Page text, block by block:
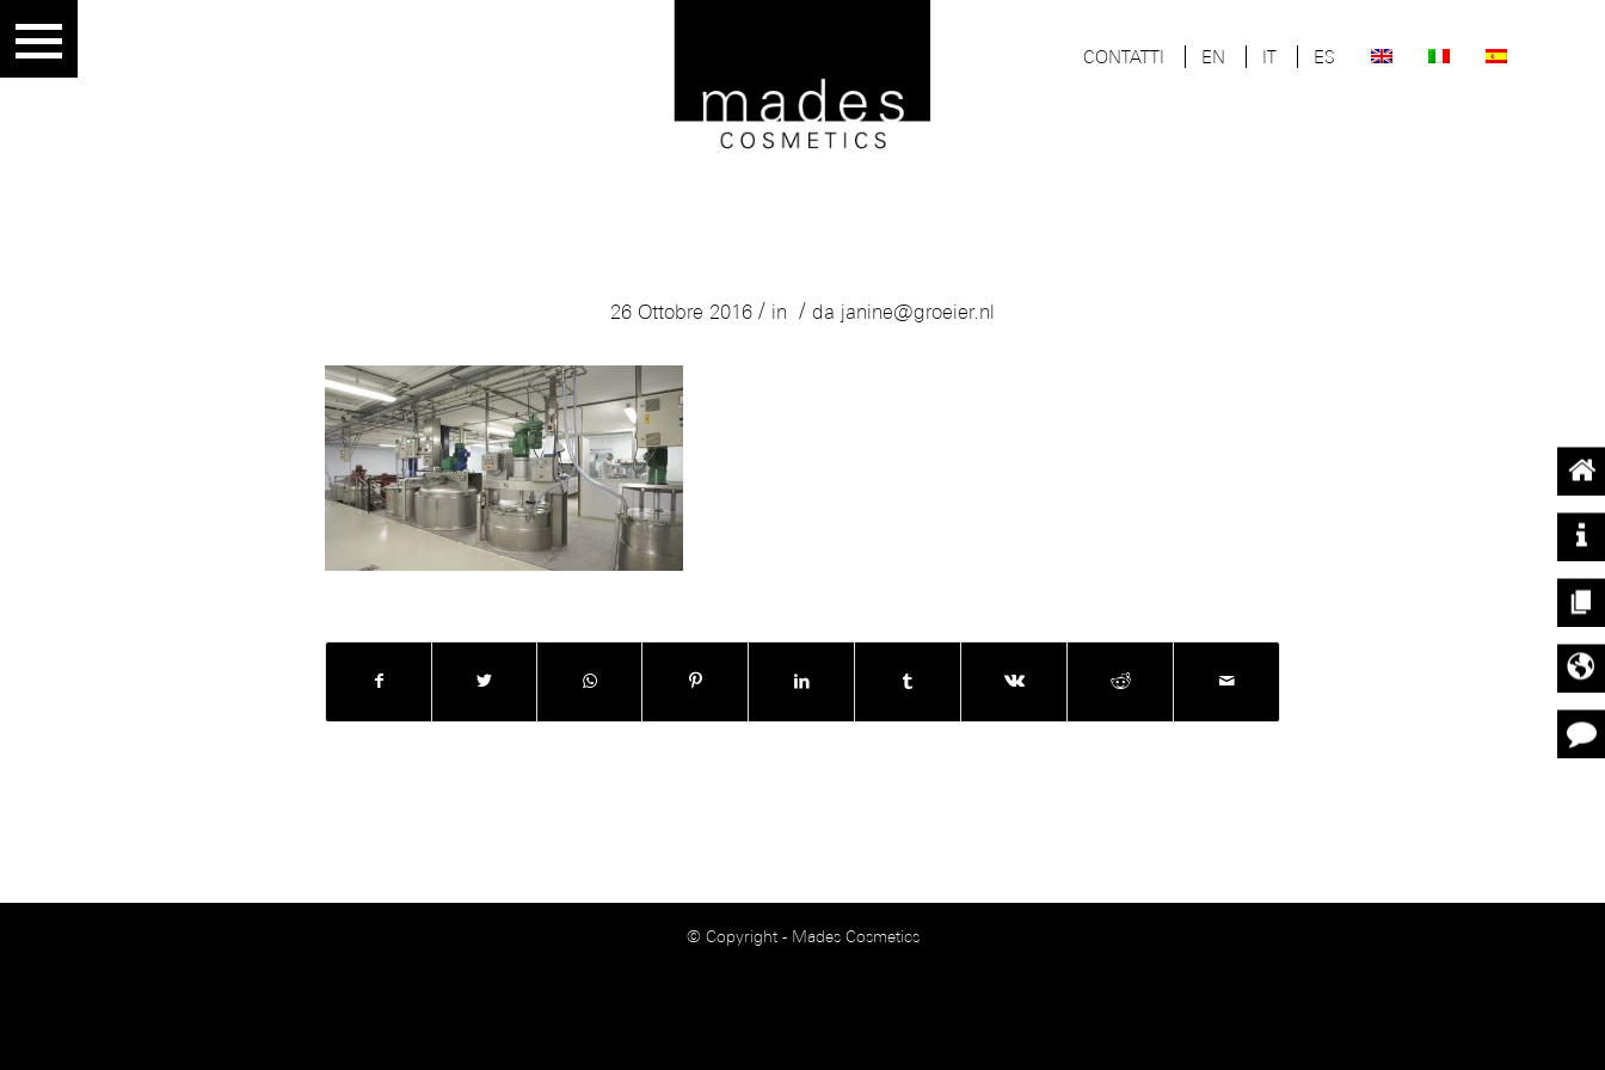
CONTATTI EN IT ES
26 Ottobre 2016 / in / da janine@groeier.nl
© Copyright - Mades Cosmetics